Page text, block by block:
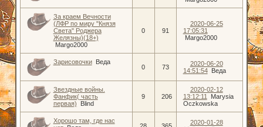
За краем Вечности
(ЛФР по миру "Князя
Света" Роджера
Желязны)(18+)
Margo2000
0 91
2020-06-25
17:05:31
Margo2000
Зарисовочки Веда
0 73
2020-06-20
14:51:54
Веда
Звездные войны.
Фанфик( часть
первая)
Blind
9 206
2020-02-12
13:12:11
Marysia
Oczkowska
Хорошо там, где нас
28 365
2020-01-28